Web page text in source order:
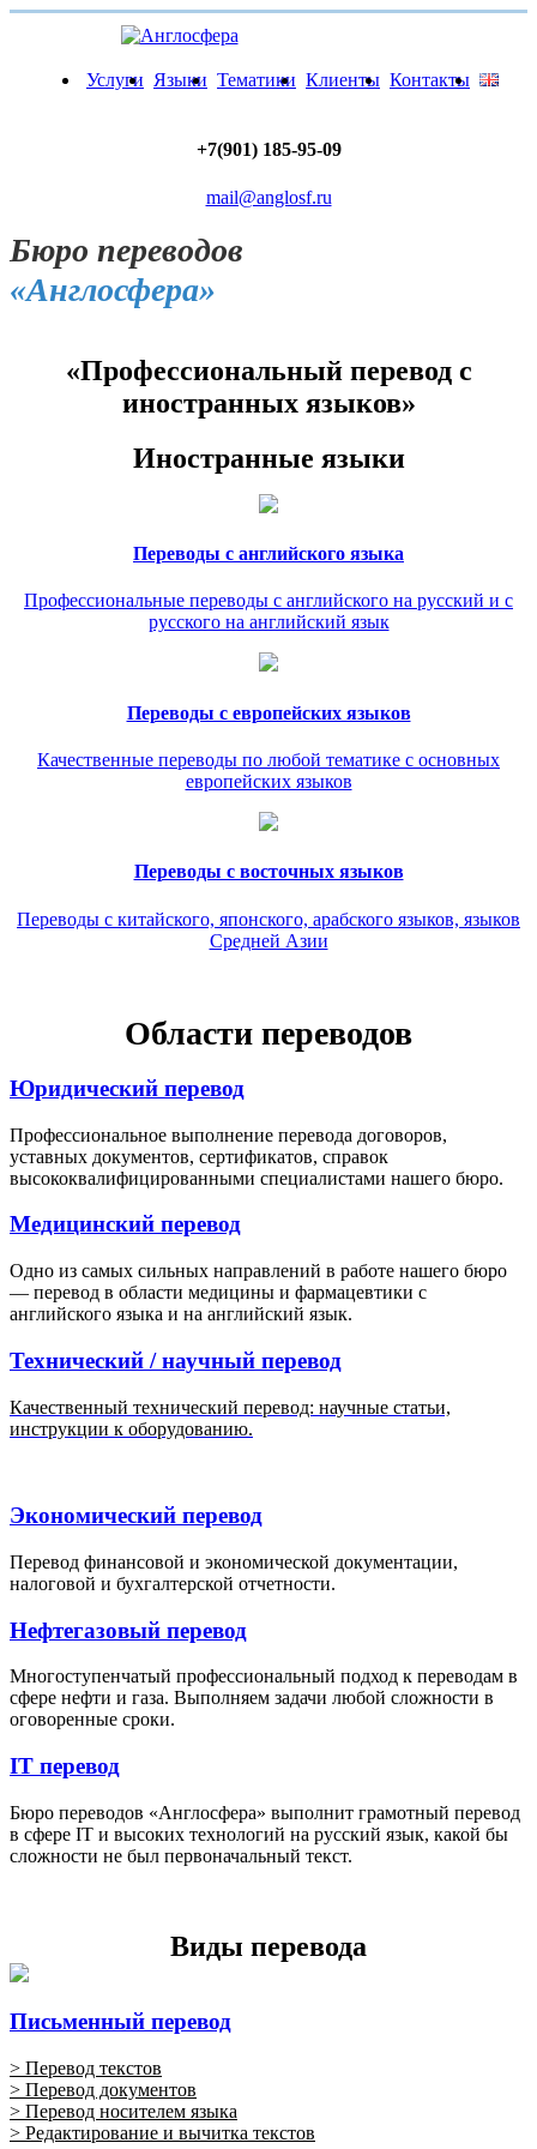
Услуги Языки Тематики Клиенты Контакты
+7(901) 185-95-09
mail@anglosf.ru
Бюро переводов
«Англосфера»
«Профессиональный перевод с
иностранных языков»
Иностранные языки
Переводы с английского языка
Профессиональные переводы с английского на русский и с
русского на английский язык
Переводы с европейских языков
Качественные переводы по любой тематике с основных
европейских языков
Переводы с восточных языков
Переводы с китайского, японского, арабского языков, языков
Средней Азии
Области переводов
Юридический перевод
Профессиональное выполнение перевода договоров,
уставных документов, сертификатов, справок
высококвалифицированными специалистами нашего бюро.
Медицинский перевод
Одно из самых сильных направлений в работе нашего бюро
— перевод в области медицины и фармацевтики с
английского языка и на английский язык.
Технический / научный перевод
Качественный технический перевод: научные статьи,
инструкции к оборудованию.
Экономический перевод
Перевод финансовой и экономической документации,
налоговой и бухгалтерской отчетности.
Нефтегазовый перевод
Многоступенчатый профессиональный подход к переводам в
сфере нефти и газа. Выполняем задачи любой сложности в
оговоренные сроки.
IT перевод
Бюро переводов «Англосфера» выполнит грамотный перевод
в сфере IT и высоких технологий на русский язык, какой бы
сложности не был первоначальный текст.
Виды перевода
Письменный перевод
> Перевод текстов
> Перевод документов
> Перевод носителем языка
> Редактирование и вычитка текстов